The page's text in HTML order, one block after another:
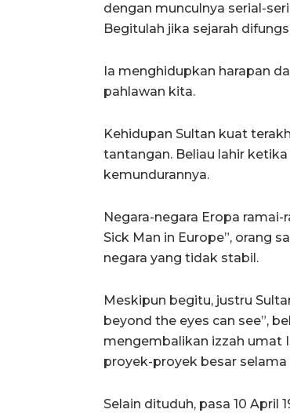
dengan munculnya serial-
Begitulah jika sejarah
Ia menghidupkan harapan
pahlawan kita.
Kehidupan Sultan kuat
tantangan. Beliau lahir
kemundurannya.
Negara-negara Eropa
Sick Man in Europe”, orang
negara yang tidak stabil.
Meskipun begitu, justru
beyond the eyes can see”,
mengembalikan izzah umat
proyek-proyek besar selama
Selain dituduh, pasa 10 April